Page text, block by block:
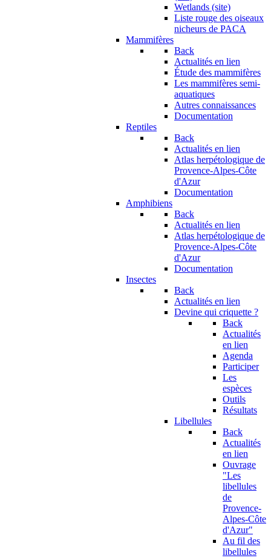
Wetlands (site)
Liste rouge des oiseaux
nicheurs de PACA
Mammifères
Back
Actualités en lien
Étude des mammifères
Les mammifères semi-
aquatiques
Autres connaissances
Documentation
Reptiles
Back
Actualités en lien
Atlas herpétologique de
Provence-Alpes-Côte
d'Azur
Documentation
Amphibiens
Back
Actualités en lien
Atlas herpétologique de
Provence-Alpes-Côte
d'Azur
Documentation
Insectes
Back
Actualités en lien
Devine qui criquette ?
Back
Actualités
en lien
Agenda
Participer
Les
espèces
Outils
Résultats
Libellules
Back
Actualités
en lien
Ouvrage
"Les
libellules
de
Provence-
Alpes-Côte
d'Azur"
Au fil des
libellules